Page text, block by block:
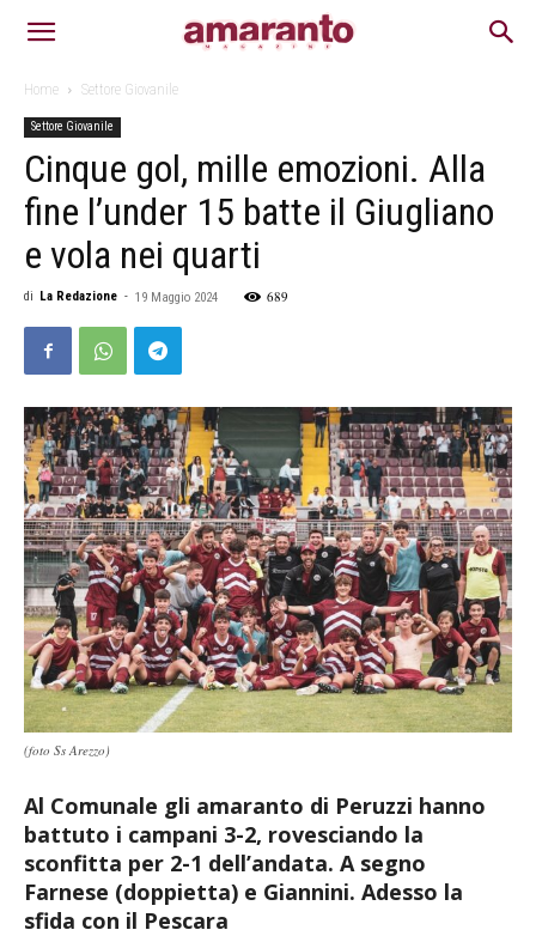
Home Settore Giovanile
Settore Giovanile
Cinque gol, mille emozioni. Alla
fine l’under 15 batte il Giugliano
e vola nei quarti
di La Redazione - 19 Maggio 2024 689
(foto Ss Arezzo)
Al Comunale gli amaranto di Peruzzi hanno
battuto i campani 3-2, rovesciando la
sconfitta per 2-1 dell’andata. A segno
Farnese (doppietta) e Giannini. Adesso la
sfida con il Pescara